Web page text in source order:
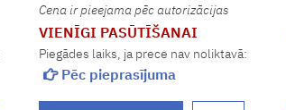
Cena ir pieejama pēc autorizācijas
VIENĪGI PASŪTĪŠANAI
Piegādes laiks, ja prece nav noliktavā:
Pēc pieprasījuma